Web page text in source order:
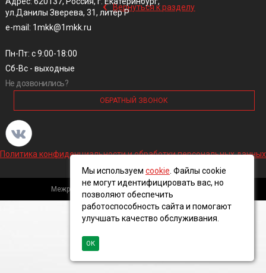
‹ Вернуться к разделу
ул.Данилы Зверева, 31, литер Р
e-mail: 1mkk@1mkk.ru
Пн-Пт: с 9:00-18:00
Сб-Вс - выходные
Не дозвонились?
ОБРАТНЫЙ ЗВОНОК
Политика конфиденциальности и обработки персональных данных
Межрегиональная кабельная компания, 2016 ©
Мы используем cookie . Файлы cookie
не могут идентифицировать вас, но
позволяют обеспечить
работоспособность сайта и помогают
улучшать качество обслуживания.
ОК